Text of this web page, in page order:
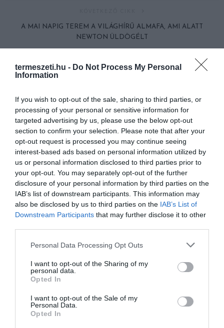
termeszeti.hu - Do Not Process My Personal
Information
If you wish to opt-out of the sale, sharing to third parties, or
processing of your personal or sensitive information for
targeted advertising by us, please use the below opt-out
section to confirm your selection. Please note that after your
opt-out request is processed you may continue seeing
interest-based ads based on personal information utilized by
us or personal information disclosed to third parties prior to
your opt-out. You may separately opt-out of the further
disclosure of your personal information by third parties on the
IAB’s list of downstream participants. This information may
also be disclosed by us to third parties on the IAB’s List of
Downstream Participants that may further disclose it to other
Please note that this website/app uses one or more Google
not limited to your visit or usage behaviour. You may click to
grant or deny consent to Google and its third-party tags to
use your data for below specified purposes in below Google
consent section.
Personal Data Processing Opt Outs
I want to opt-out of the Sharing of my
personal data.
Opted In
I want to opt-out of the Sale of my
Personal Data.
Opted In
A MAI NAPIG TEREM A VILÁGHÍRŰ ALMAFA, AMI ALATT
NEWTON ÜLDÖGÉLT
HASONLÓ ÉRDEKESSÉGEK
EGY ELSÜLLYEDT HAJÓ
TEXTILJEI ÚJRA ÖSSZEÁLLTAK:
A RUHA, AMELY TÚLÉLTE A
NEM MINDENKI MENEKÜLT
POMPEJIBEN: LEHET, HOGY
EGY ORVOS A VÉGSŐKIG